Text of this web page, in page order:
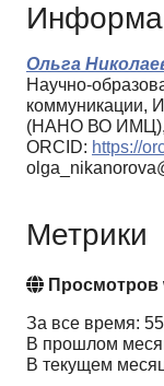
Ольга
Научно-
коммуникации,
(НАНО ВО ИМЦ),
ORCID: https://
Метрики
Просмотров
За все время:
В прошлом
В текущем